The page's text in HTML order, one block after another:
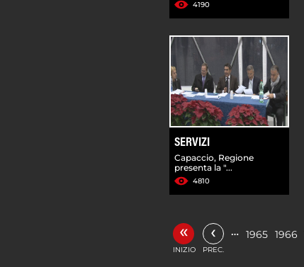
4190
SERVIZI
Capaccio, Regione
presenta la "...
4810
«
INIZIO
‹
PREC.
… 1965 1966